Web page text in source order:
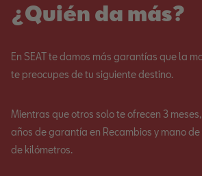
¿Quién da más?
En SEAT te damos más garantías que la
te preocupes de tu siguiente destino.
Mientras que otros solo te ofrecen 3
años de garantía en Recambios y mano
de kilómetros.